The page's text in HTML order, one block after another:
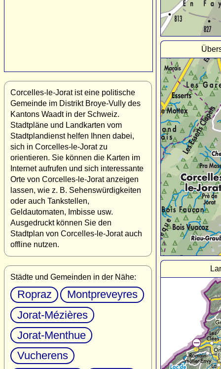
Corcelles-le-Jorat ist eine politische
Gemeinde im Distrikt Broye-Vully des
Kantons Waadt in der Schweiz.
Stadtpläne und Landkarten vom
Stadtplandienst helfen Ihnen dabei,
sich in Corcelles-le-Jorat zu
orientieren. Sie können die Karten im
Internet aufrufen und sich interessante
Orte von Corcelles-le-Jorat anzeigen
lassen, wie z. B. Sehenswürdigkeiten
oder auch Tankstellen,
Geldautomaten, Imbisse usw.
Ausgedruckt können Sie den
Stadtplan von Corcelles-le-Jorat auch
offline nutzen.
Städte und Gemeinden in der Nähe:
Ropraz
Montpreveyres
Jorat-Mézières
Jorat-Menthue
Vucherens